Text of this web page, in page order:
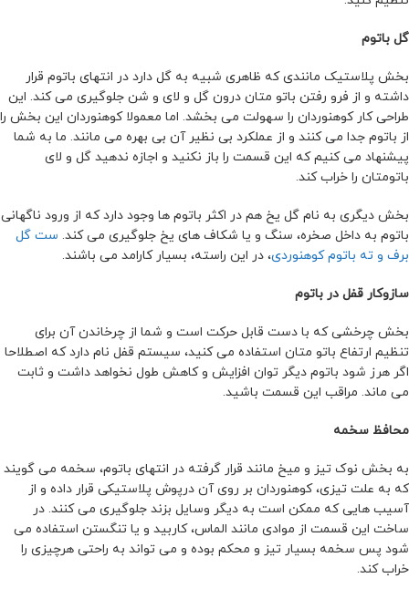
گل باتوم
بخش پلاستیک مانندی که ظاهری شبیه به گل دارد در انتهای باتوم قرار
داشته و از فرو رفتن باتو متان درون گل و لای و شن جلوگیری می کند. این
طراحی کار کوهنوردان را سهولت می بخشد. اما معمولا کوهنوردان این بخش را
از باتوم جدا می کنند و از عملکرد بی نظیر آن بی بهره می مانند. ما به شما
پیشنهاد می کنیم که این قسمت را باز نکنید و اجازه ندهید گل و لای
باتومتان را خراب کند.
بخش دیگری به نام گل یخ هم در اکثر باتوم ها وجود دارد که از ورود ناگهانی
باتوم به داخل صخره، سنگ و یا شکاف های یخ جلوگیری می کند. ست گل
برف و ته باتوم کوهنوردی، در این راسته، بسیار کارامد می باشند.
سازوکار قفل در باتوم
بخش چرخشی که با دست قابل حرکت است و شما از چرخاندن آن برای
تنظیم ارتفاع باتو متان استفاده می کنید، سیستم قفل نام دارد که اصطلاحا
اگر هرز شود باتوم دیگر توان افزایش و کاهش طول نخواهد داشت و ثابت
می ماند. مراقب این قسمت باشید.
محافظ سخمه
به بخش نوک تیز و میخ مانند قرار گرفته در انتهای باتوم، سخمه می گویند
که به علت تیزی، کوهنوردان بر روی آن درپوش پلاستیکی قرار داده و از
آسیب هایی که ممکن است به دیگر وسایل بزند جلوگیری می کنند. در
ساخت این قسمت از موادی مانند الماس، کاربید و یا تنگستن استفاده می
شود پس سخمه بسیار تیز و محکم بوده و می تواند به راحتی هرچیزی را
خراب کند.